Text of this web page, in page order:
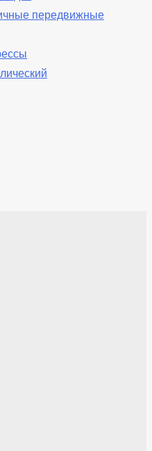
передвижные